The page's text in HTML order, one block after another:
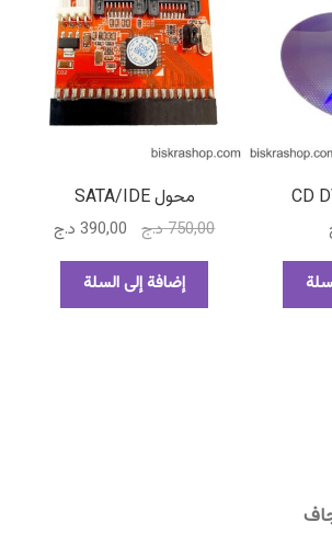
لهذا
المنتج.
يمكن
على
صفحةCD محول SATA/IDE
750,00د.ج
السعر
الأصلي
هو:
750,00 د.ج.
390,00 د.جالسعر
إضافة إلى السلة